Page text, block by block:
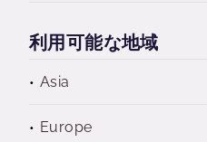
利用可能な地域
Asia
Europe